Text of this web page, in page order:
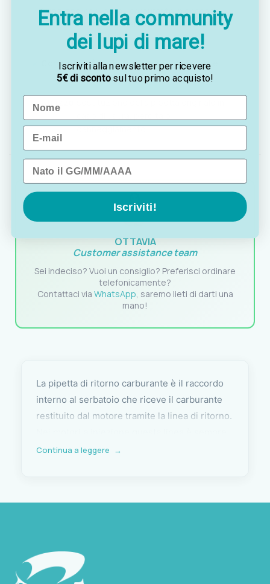
Funzione:
convoglia il carburante in eccesso
restituito dal motore all'interno del
serbatoio
Compatibilità:serbatoi Nuova Rade Ercole e
Sogliola (ricambio originale)
danneggiamento
OTTAVIA
Customer assistance team
Sei indeciso? Vuoi un consiglio? Preferisci ordinare
telefonicamente?
Contattaci via WhatsApp , saremo lieti di darti una
mano!
La pipetta di ritorno carburante è il raccordo
interno al serbatoio che riceve il carburante
restituito dal motore tramite la linea di ritorno.
presente: il carburante non iniettato torna al
diametro Ø 10 mm e sostituisce il componente
originale installato nei serbatoi modello Ercole
Continua a leggere →
Entra nella community
dei lupi di mare!
Iscriviti alla newsletter per ricevere
5€ di scontosul tuo primo acquisto!
Name
Email
Data di nascita
Iscriviti!